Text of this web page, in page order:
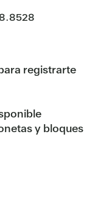
registrarte
y bloques